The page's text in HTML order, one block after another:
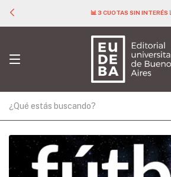
📊 3 CUOTAS SIN INTERÉS